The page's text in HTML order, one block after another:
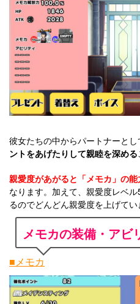
彼女たちの中からパートナーとし
ントをあげたりして親睦を深める
親愛度があがると「メモカ」の
なります。加えて、親愛度レベ
るのでどんどん親愛度を上げてい
メモカの装備・アビ
■メモカ